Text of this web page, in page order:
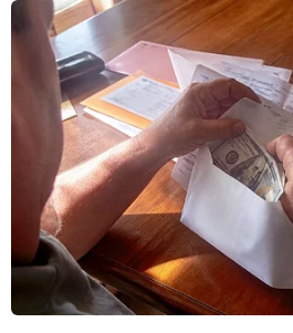
trợ đối với cán bộ, công
hoạt động không chuyên
sau khi sắp xếp tổ chức bộ
chính trị, góp phần bảo
định trật tự và phát triển
Theo bà Lượng Thị Tới, Phó
Đề án cũng nhằm nâng cao
nguồn nhân lực khu vực
gọn, hiệu quả, chuyên
yêu cầu đổi mới quản trị